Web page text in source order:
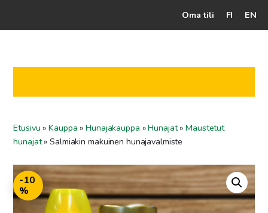
Oma tili FI EN
Jälleenmyyjät
Yhteydenotto
Ohjeet ja vinkit
Etusivu »Kauppa »Hunajakauppa »Hunajat»Maustetut
hunajat»Salmiakin makuinen hunajavalmiste
-10
%